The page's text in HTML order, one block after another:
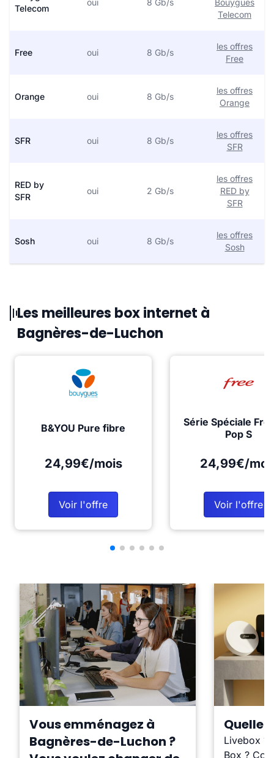
Telecom
oui 8 Gb/s
Bouygues
Telecom
Free oui 8 Gb/s
les offres
Free
Orange oui 8 Gb/s
les offres
Orange
SFR oui 8 Gb/s
les offres
SFR
RED by
SFR
oui 2 Gb/s
les offres
RED by
SFR
Sosh oui 8 Gb/s
les offres
Sosh
Les meilleures box internet à
Bagnères-de-Luchon
B&YOU Pure fibre
24,99€/mois
Voir l'offre
Série Spéciale
Pop S
24,99€/
Voir l'offre
Vous emménagez à
Bagnères-de-Luchon ?
Quelle
Livebox ?
Box ?